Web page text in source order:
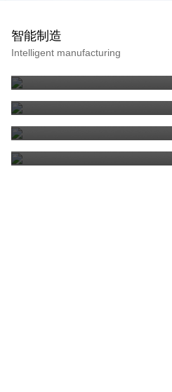
智能制造
Intelligent manufacturing
用于關鍵件的精密加工，其中機
年保持20℃±1℃；車間擁有多臺德
進行精密加工件的質量控制，對